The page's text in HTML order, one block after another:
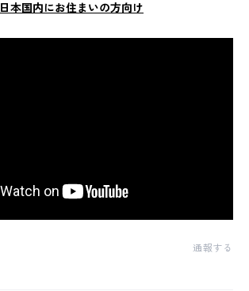
日本国内にお住まいの方向け
通報する